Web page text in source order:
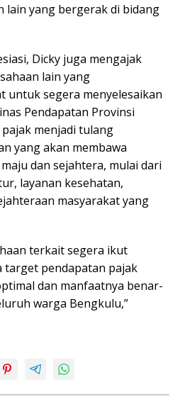
lain yang bergerak di bidang
Dicky juga mengajak
lain yang
untuk segera menyelesaikan
Pendapatan Provinsi
menjadi tulang
yang akan membawa
dan sejahtera, mulai dari
layanan kesehatan,
masyarakat yang
terkait segera ikut
pendapatan pajak
dan manfaatnya benar-
warga Bengkulu,”